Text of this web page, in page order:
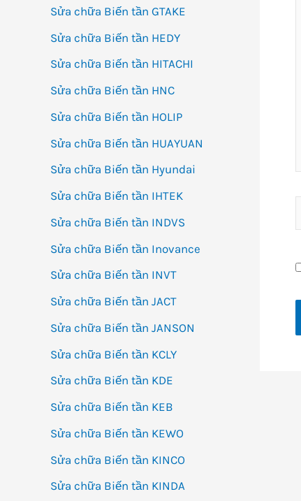
Sửa chữa Biến tần GTAKE
Sửa chữa Biến tần HEDY
Sửa chữa Biến tần HITACHI
Sửa chữa Biến tần HNC
Sửa chữa Biến tần HOLIP
Sửa chữa Biến tần HUAYUAN
Sửa chữa Biến tần Hyundai
Sửa chữa Biến tần IHTEK
Sửa chữa Biến tần INDVS
Sửa chữa Biến tần Inovance
Sửa chữa Biến tần INVT
Sửa chữa Biến tần JACT
Sửa chữa Biến tần JANSON
Sửa chữa Biến tần KCLY
Sửa chữa Biến tần KDE
Sửa chữa Biến tần KEB
Sửa chữa Biến tần KEWO
Sửa chữa Biến tần KINCO
Sửa chữa Biến tần KINDA